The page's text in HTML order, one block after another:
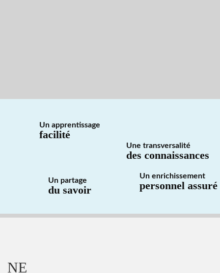
Un apprentissage
facilité
Une transversalité
des connaissances
Un partage
du savoir
Un enrichissement
personnel assuré
NE